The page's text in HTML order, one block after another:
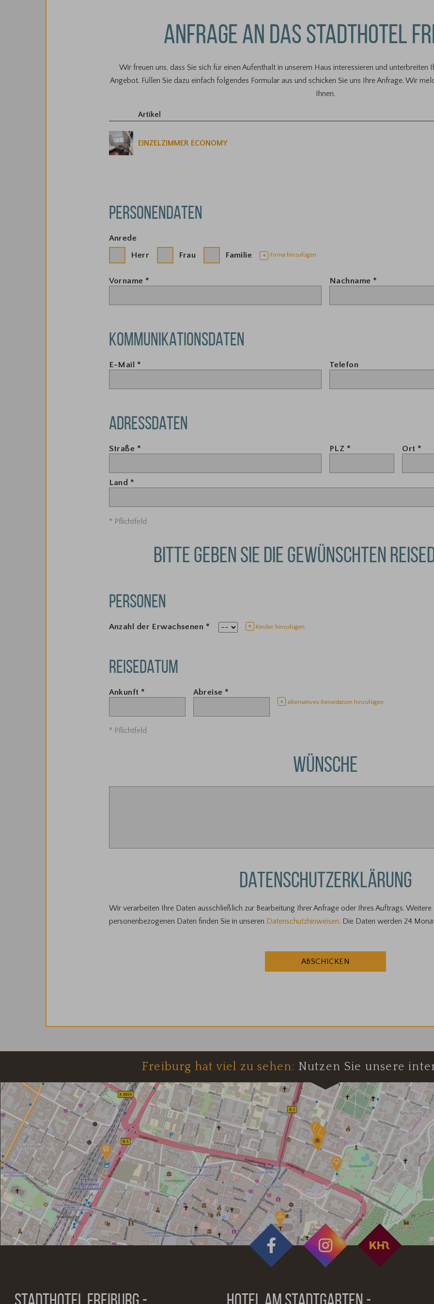
ANFRAGE AN DAS STADTHOTEL
Wir freuen uns, dass Sie sich für einen Aufenthalt in unserem Haus interessieren und unterbreiten
Angebot. Füllen Sie dazu einfach folgendes Formular aus und schicken Sie uns Ihre Anfrage. Wir
Ihnen.
Artikel
EINZELZIMMER ECONOMY
PERSONENDATEN
Anrede
Herr
Frau Familie + Firma hinzufügen
Vorname * Nachname *
KOMMUNIKATIONSDATEN
E-Mail * Telefon
ADRESSDATEN
Straße * PLZ * Ort *
Land *
* Pflichtfeld
BITTE GEBEN SIE DIE GEWÜNSCHTEN
PERSONEN
Anzahl der Erwachsenen * + Kinder hinzufügen
REISEDATUM
Ankunft * Abreise *
+ alternatives Reisedatum hinzufügen
* Pflichtfeld
WÜNSCHE
DATENSCHUTZERKLÄRUNG
Wir verarbeiten Ihre Daten ausschließlich zur Bearbeitung Ihrer Anfrage oder Ihres Auftrags. Weitere
personenbezogenen Daten finden Sie in unseren Datenschutzhinweisen. Die Daten werden 24
Freiburg hat viel zu sehen: Nutzen Sie unsere